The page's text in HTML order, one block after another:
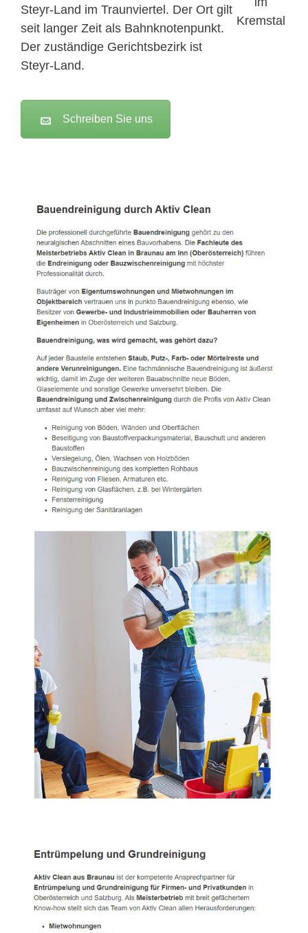
Steyr-Land im Traunviertel. Der Ort gilt
seit langer Zeit als Bahnknotenpunkt.
Der zuständige Gerichtsbezirk ist
Steyr-Land.
Schreiben Sie uns